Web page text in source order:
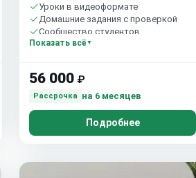
Уроки в видеоформате
Домашние задания с проверкой
Сообщество студентов
Показать всё
56 000 ₽
Рассрочка на 6 месяцев
Подробнее